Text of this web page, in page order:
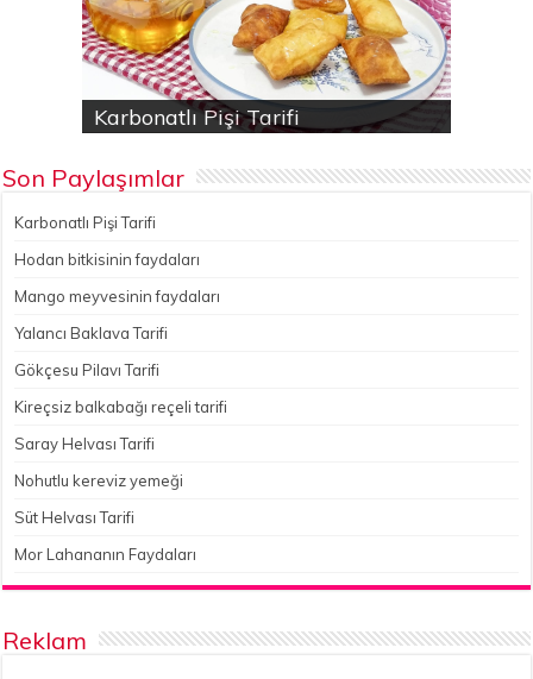
Karbonatlı Pişi Tarifi
Hodan bitkisinin faydaları
Yalancı Baklava Tarifi
Gökçesu Pilavı Tarifi
Nohutlu kereviz yemeği
Son Paylaşımlar
Karbonatlı Pişi Tarifi
Hodan bitkisinin faydaları
Mango meyvesinin faydaları
Yalancı Baklava Tarifi
Gökçesu Pilavı Tarifi
Kireçsiz balkabağı reçeli tarifi
Saray Helvası Tarifi
Nohutlu kereviz yemeği
Süt Helvası Tarifi
Mor Lahananın Faydaları
Reklam